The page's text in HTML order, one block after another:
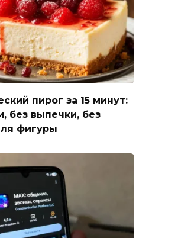
пирог за 15 минут:
без выпечки, без
фигуры